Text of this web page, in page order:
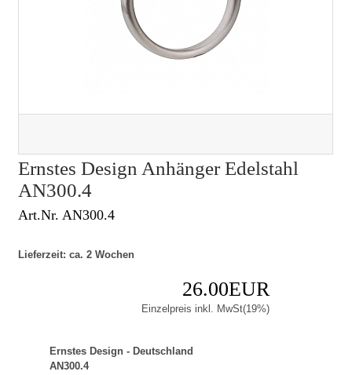
Ernstes Design Anhänger Edelstahl
AN300.4
Art.Nr. AN300.4
Lieferzeit: ca. 2 Wochen
26.00EUR
Einzelpreis inkl. MwSt(19%)
Ernstes Design - Deutschland
AN300.4